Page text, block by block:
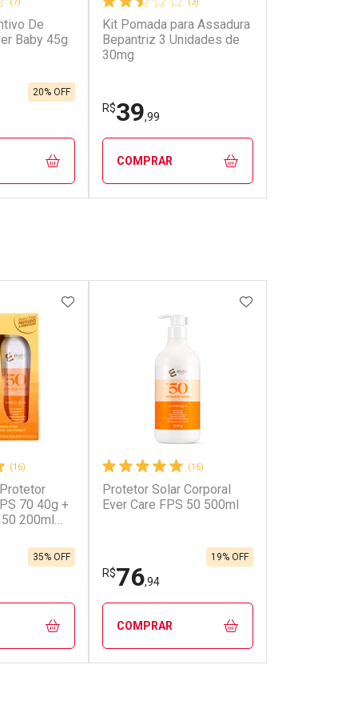
De
Baby 45g
20% OFF
cada
cada
Kit Pomada para Assadura
Bepantriz 3 Unidades de
30mg
R$39,99
COMPRAR
Ativar Desconto
Por R$ 39,99/cada
Por R$ 39,99/cada
(16)
70 40g +
200ml
35% OFF
ADICIONAR AOS FAVORITOS
(16)
Protetor Solar Corporal
Ever Care FPS 50 500ml
R$76,94
19% OFF
ADICIONAR AOS
COMPRAR